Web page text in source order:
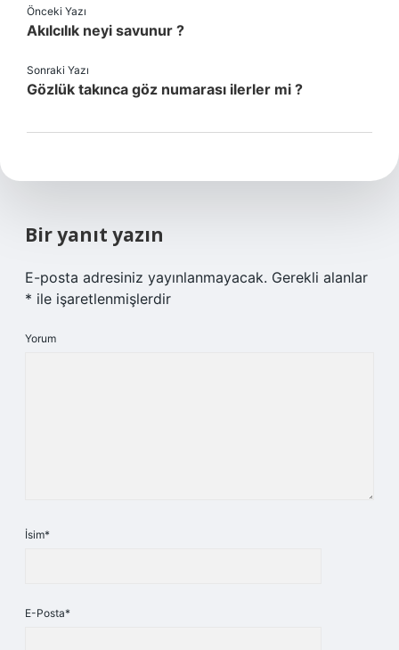
Önceki Yazı
Akılcılık neyi savunur ?
Sonraki Yazı
Gözlük takınca göz numarası ilerler mi ?
Bir yanıt yazın
E-posta adresiniz yayınlanmayacak. Gerekli alanlar
* ile işaretlenmişlerdir
Yorum
İsim*
E-Posta*